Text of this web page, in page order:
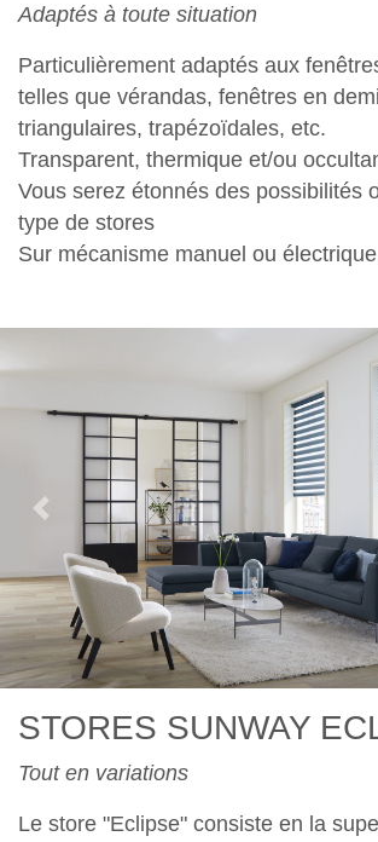
Adaptés à toute situation
Particulièrement adaptés aux
telles que vérandas, fenêtres en
triangulaires, trapézoïdales, etc.
Transparent, thermique et/ou
Vous serez étonnés des possibilités
type de stores
Sur mécanisme manuel ou
Previous
STORES SUNWAY
Tout en variations
Le store "Eclipse" consiste en la